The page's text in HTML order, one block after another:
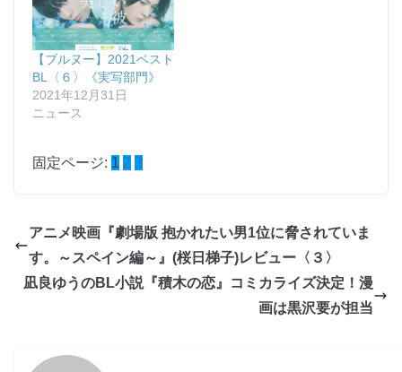
【ブルヌー】2021ベスト
BL〈６〉《実写部門》
2021年12月31日
ニュース
固定ページ: 1 2 3
アニメ映画『劇場版 抱かれたい男1位に脅されていま
す。～スペイン編～』(桜日梯子)レビュー〈３〉
凪良ゆうのBL小説『積木の恋』コミカライズ決定！漫
画は黒沢要が担当